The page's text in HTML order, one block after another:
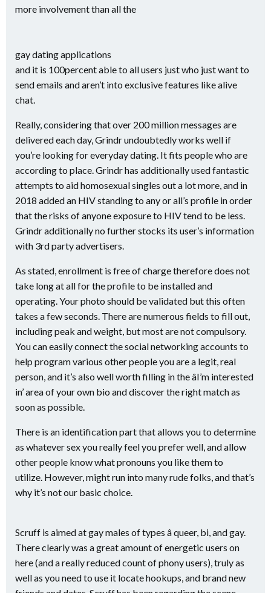
more involvement than all the
gay dating applications
and it is 100percent able to all users just who just want to
send emails and aren’t into exclusive features like alive
chat.
Really, considering that over 200 million messages are
delivered each day, Grindr undoubtedly works well if
you’re looking for everyday dating. It fits people who are
according to place. Grindr has additionally used fantastic
attempts to aid homosexual singles out a lot more, and in
2018 added an HIV standing to any or all’s profile in order
that the risks of anyone exposure to HIV tend to be less.
Grindr additionally no further stocks its user’s information
with 3rd party advertisers.
As stated, enrollment is free of charge therefore does not
take long at all for the profile to be installed and
operating. Your photo should be validated but this often
takes a few seconds. There are numerous fields to fill out,
including peak and weight, but most are not compulsory.
You can easily connect the social networking accounts to
help program various other people you are a legit, real
person, and it’s also well worth filling in the âI’m interested
in’ area of your own bio and discover the right match as
soon as possible.
There is an identification part that allows you to determine
as whatever sex you really feel you prefer well, and allow
other people know what pronouns you like them to
utilize. However, might run into many rude folks, and that’s
why it’s not our basic choice.
Scruff is aimed at gay males of types â queer, bi, and gay.
There clearly was a great amount of energetic users on
here (and a really reduced count of phony users), truly as
well as you need to use it locate hookups, and brand new